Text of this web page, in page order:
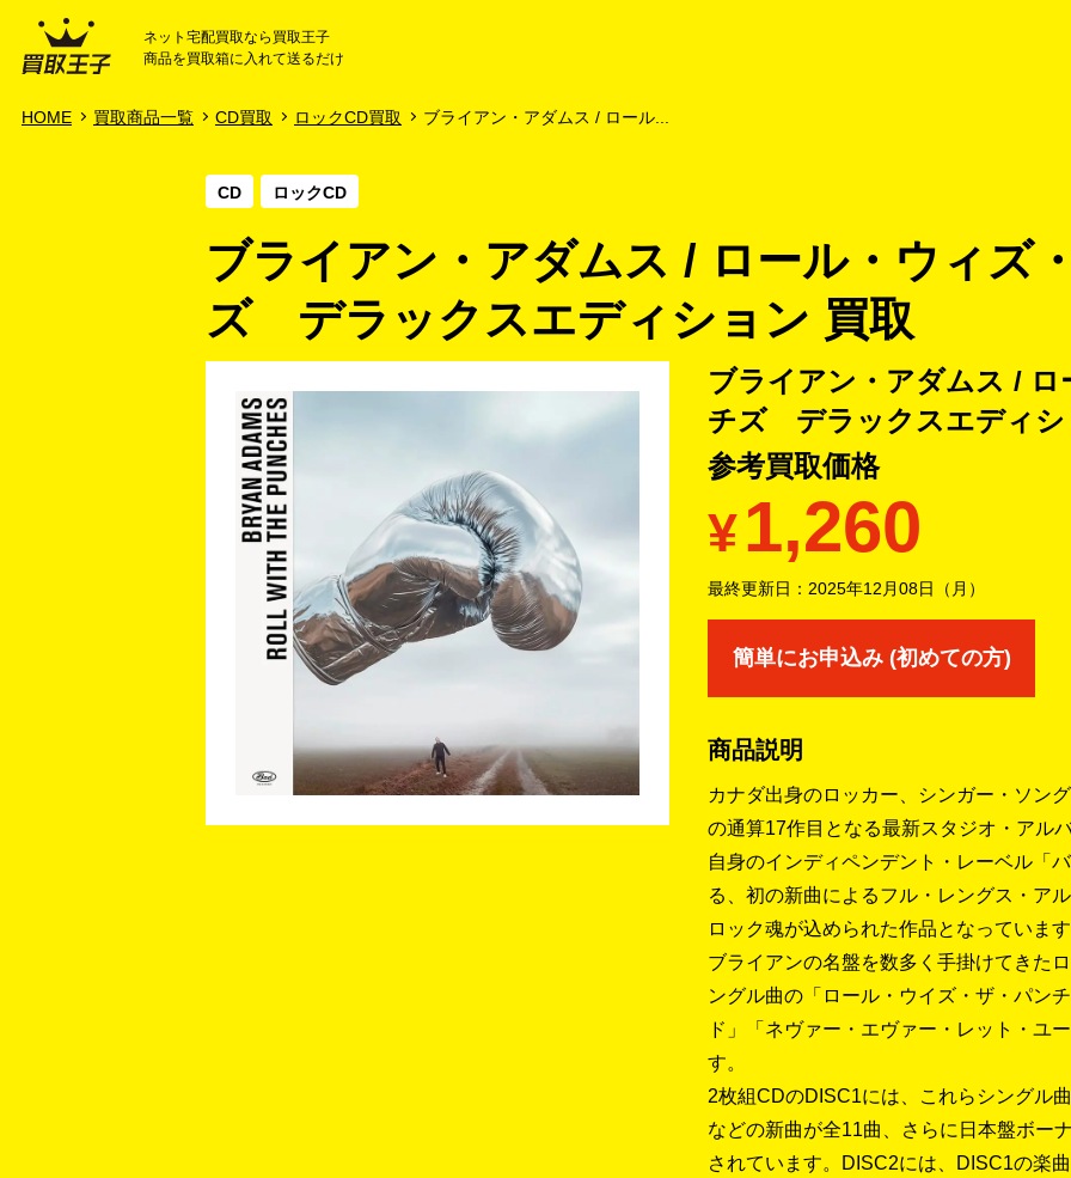
HOME
ネット宅配買取なら買取王子
商品を買取箱に入れて送るだけ
HOME 買取商品一覧 CD買取 ロックCD買取 ブライアン・アダムス / ロール...
CD ロックCD
ブライアン・アダムス / ロール・ウィズ
ズ デラックスエディション 買取
ブライアン・アダムス /
チズ デラックスエディシ
参考買取価格
¥1,260
最終更新日： 2025年12月08日（月）
簡単にお申込み (初めての方)
商品説明
カナダ出身のロッカー、シンガー・ソン
の通算17作目となる最新スタジオ・アル
自身のインディペンデント・レーベル「
る、初の新曲によるフル・レングス・ア
ロック魂が込められた作品となっていま
ブライアンの名盤を数多く手掛けてきた
ングル曲の「ロール・ウイズ・ザ・パン
ド」「ネヴァー・エヴァー・レット・ユ
す。
2枚組CDのDISC1には、これらシングル
などの新曲が全11曲、さらに日本盤ボー
されています。DISC2には、DISC1の楽